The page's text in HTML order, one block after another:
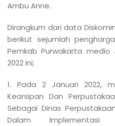
Ambu Anne.
Dirangkum dari data
berikut sejumlah
Pemkab Purwakarta medio
2022 ini;
1. Pada 2 Januari 2022,
Kearsipan Dan
Sebagai Dinas
Dalam Implementasi